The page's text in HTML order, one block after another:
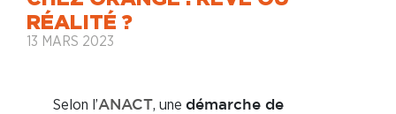
RÉALITÉ ?
13 MARS 2023
Selon l’ANACT, une démarche de